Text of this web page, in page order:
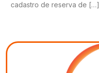
cadastro de reserva de […]